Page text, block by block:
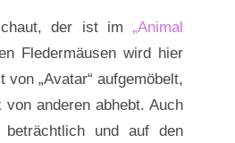
der ist im „Animal
Fledermäusen wird hier
„Avatar“ aufgemöbelt,
anderen abhebt. Auch
und auf den